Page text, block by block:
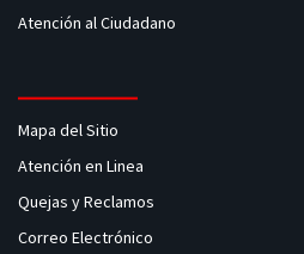
Atención al Ciudadano
Mapa del Sitio
Atención en Linea
Quejas y Reclamos
Correo Electrónico